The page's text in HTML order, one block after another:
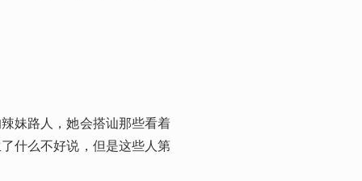
妹路人，她会搭讪那些看着
什么不好说，但是这些人第